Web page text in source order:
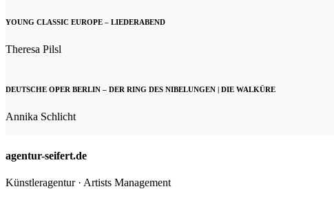
YOUNG CLASSIC EUROPE – LIEDERABEND
Theresa Pilsl
DEUTSCHE OPER BERLIN – DER RING DES NIBELUNGEN | DIE WALKÜRE
Annika Schlicht
agentur-seifert.de
Künstleragentur · Artists Management